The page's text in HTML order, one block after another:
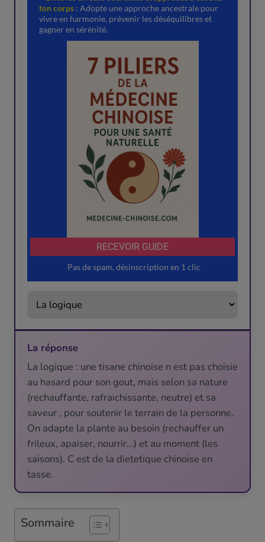
La réponse
La logique : une tisane chinoise n est pas choisie
au hasard pour son gout, mais selon sa nature
(rechauffante, rafraichissante, neutre) et sa
saveur , pour soutenir le terrain de la personne.
On adapte la plante au besoin (rechauffer un
frileux, apaiser, nourrir...) et au moment (les
saisons). C est de la dietetique chinoise en
tasse.
Sommaire